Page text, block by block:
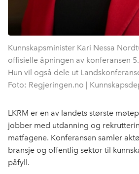
Kunnskapsminister Kari Nessa
offisielle åpningen av konferansen
Hun vil også dele ut
Foto: Regjeringen.no |
LKRM er en av landets største
jobber med utdanning og
matfagene. Konferansen samler
bransje og offentlig sektor til
påfyll.